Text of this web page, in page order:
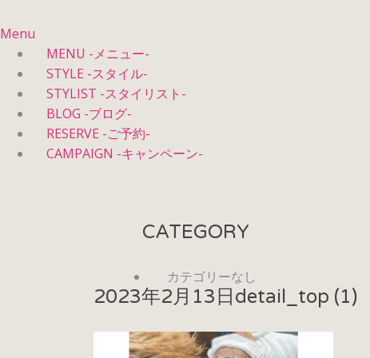
Menu
MENU -メニュー-
STYLE -スタイル-
STYLIST -スタイリスト-
BLOG -ブログ-
RESERVE -ご予約-
CAMPAIGN -キャンペーン-
CATEGORY
カテゴリーなし
2023年2月13日 detail_top (1)